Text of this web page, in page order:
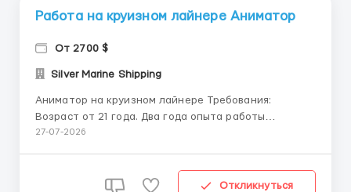
Работа на круизном лайнере Аниматор
От 2700 $
Silver Marine Shipping
Аниматор на круизном лайнере Требования:
Возраст от 21 года. Два года опыта работы
мастером церемоний или профессиональных
сфере развлечений. Опыт работы с микрофоном.
27-07-2026
Откликнуться